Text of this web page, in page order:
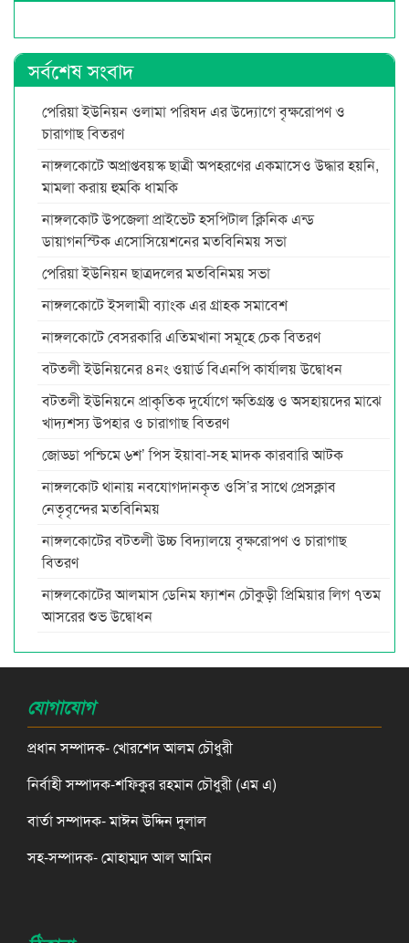
সর্বশেষ সংবাদ
পেরিয়া ইউনিয়ন ওলামা পরিষদ এর উদ্যোগে বৃক্ষরোপণ ও
চারাগাছ বিতরণ
নাঙ্গলকোটে অপ্রাপ্তবয়স্ক ছাত্রী অপহরণের একমাসেও উদ্ধার হয়নি,
মামলা করায় হুমকি ধামকি
নাঙ্গলকোট উপজেলা প্রাইভেট হসপিটাল ক্লিনিক এন্ড
ডায়াগনস্টিক এসোসিয়েশনের মতবিনিময় সভা
পেরিয়া ইউনিয়ন ছাত্রদলের মতবিনিময় সভা
নাঙ্গলকোটে ইসলামী ব্যাংক এর গ্রাহক সমাবেশ
নাঙ্গলকোটে বেসরকারি এতিমখানা সমূহে চেক বিতরণ
বটতলী ইউনিয়নের ৪নং ওয়ার্ড বিএনপি কার্যালয় উদ্বোধন
বটতলী ইউনিয়নে প্রাকৃতিক দুর্যোগে ক্ষতিগ্রস্ত ও অসহায়দের মাঝে
খাদ্যশস্য উপহার ও চারাগাছ বিতরণ
জোড্ডা পশ্চিমে ৬শ’ পিস ইয়াবা-সহ মাদক কারবারি আটক
নাঙ্গলকোট থানায় নবযোগদানকৃত ওসি’র সাথে প্রেসক্লাব
নেতৃবৃন্দের মতবিনিময়
নাঙ্গলকোটের বটতলী উচ্চ বিদ্যালয়ে বৃক্ষরোপণ ও চারাগাছ
বিতরণ
নাঙ্গলকোটের আলমাস ডেনিম ফ্যাশন চৌকুড়ী প্রিমিয়ার লিগ ৭তম
আসরের শুভ উদ্বোধন
যোগাযোগ
প্রধান সম্পাদক- খোরশেদ আলম চৌধুরী
নির্বাহী সম্পাদক-শফিকুর রহমান চৌধুরী (এম এ)
বার্তা সম্পাদক- মাঈন উদ্দিন দুলাল
সহ-সম্পাদক- মোহাম্মদ আল আমিন